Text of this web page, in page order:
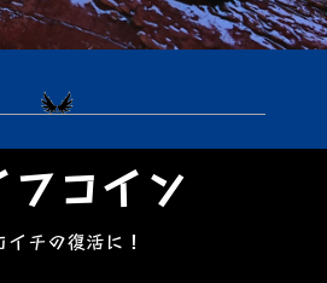
フコイン
イチの復活に！